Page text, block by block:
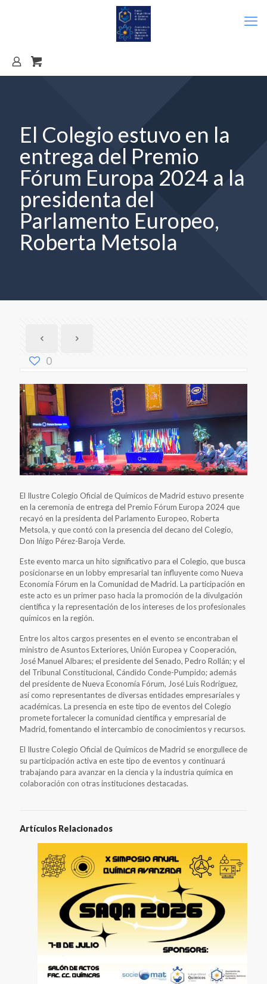
El Colegio estuvo en la
entrega del Premio
Fórum Europa 2024 a la
presidenta del
Parlamento Europeo,
Roberta Metsola
0
El Ilustre Colegio Oficial de Químicos de Madrid estuvo presente
en la ceremonia de entrega del Premio Fórum Europa 2024 que
recayó en la presidenta del Parlamento Europeo, Roberta
Metsola, y que contó con la presencia del decano del Colegio,
Don Iñigo Pérez-Baroja Verde.
Este evento marca un hito significativo para el Colegio, que busca
posicionarse en un lobby empresarial tan influyente como Nueva
Economía Fórum en la Comunidad de Madrid. La participación en
este acto es un primer paso hacia la promoción de la divulgación
científica y la representación de los intereses de los profesionales
químicos en la región.
Entre los altos cargos presentes en el evento se encontraban el
ministro de Asuntos Exteriores, Unión Europea y Cooperación,
José Manuel Albares; el presidente del Senado, Pedro Rollán; y el
del Tribunal Constitucional, Cándido Conde-Pumpido; además
del presidente de Nueva Economía Fórum, José Luis Rodríguez,
así como representantes de diversas entidades empresariales y
académicas. La presencia en este tipo de eventos del Colegio
promete fortalecer la comunidad científica y empresarial de
Madrid, fomentando el intercambio de conocimientos y recursos.
El Ilustre Colegio Oficial de Químicos de Madrid se enorgullece de
su participación activa en este tipo de eventos y continuará
trabajando para avanzar en la ciencia y la industria química en
colaboración con otras instituciones destacadas.
Artículos Relacionados